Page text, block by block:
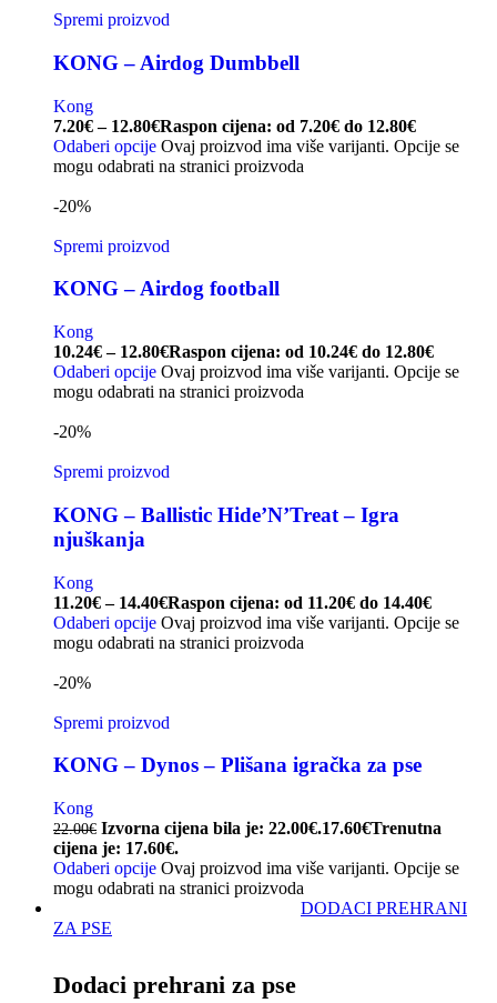
Spremi proizvod
KONG – Airdog Dumbbell
Kong
7.20€ – 12.80€Raspon cijena: od 7.20€ do 12.80€
Odaberi opcije Ovaj proizvod ima više varijanti. Opcije se
mogu odabrati na stranici proizvoda
-20%
Spremi proizvod
KONG – Airdog football
Kong
10.24€ – 12.80€Raspon cijena: od 10.24€ do 12.80€
Odaberi opcije Ovaj proizvod ima više varijanti. Opcije se
mogu odabrati na stranici proizvoda
-20%
Spremi proizvod
KONG – Ballistic Hide’N’Treat – Igra
njuškanja
Kong
11.20€ – 14.40€Raspon cijena: od 11.20€ do 14.40€
Odaberi opcije Ovaj proizvod ima više varijanti. Opcije se
mogu odabrati na stranici proizvoda
-20%
Spremi proizvod
KONG – Dynos – Plišana igračka za pse
Kong
22.00€ Izvorna cijena bila je: 22.00€.17.60€Trenutna
cijena je: 17.60€.
Odaberi opcije Ovaj proizvod ima više varijanti. Opcije se
mogu odabrati na stranici proizvoda
DODACI PREHRANI
ZA PSE
Dodaci prehrani za pse